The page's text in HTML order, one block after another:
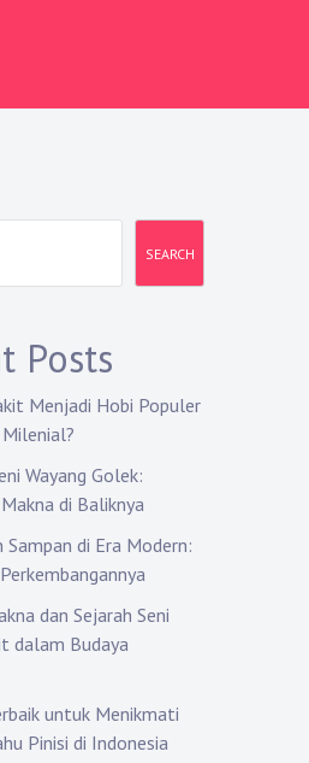
SEARCH
Posts
Menjadi Hobi Populer
Wayang Golek:
di Baliknya
Sampan di Era Modern:
dan Sejarah Seni
dalam Budaya
untuk Menikmati
Pinisi di Indonesia